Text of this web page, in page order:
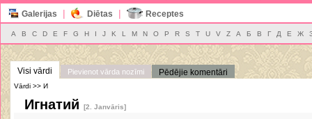
Galerijas | Diētas | Receptes
A B C D E F G H I J K L M N O P R S T U V Z А Б В Г Д Е Ж
Visi vārdi Pievienot vārda nozīmi Pēdējie komentāri
Vārdi >> И
Игнатий [2. Janvāris]